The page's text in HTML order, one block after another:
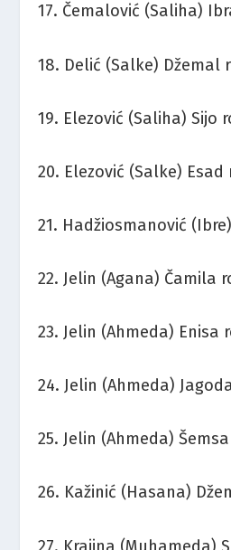
17. Čemalović (Saliha)
18. Delić (Salke) Džemal
19. Elezović (Saliha) Sijo
20. Elezović (Salke) Esad
21. Hadžiosmanović
22. Jelin (Agana) Čamila
23. Jelin (Ahmeda) Enisa
24. Jelin (Ahmeda)
25. Jelin (Ahmeda)
26. Kažinić (Hasana)
27. Krajina (Muhameda)